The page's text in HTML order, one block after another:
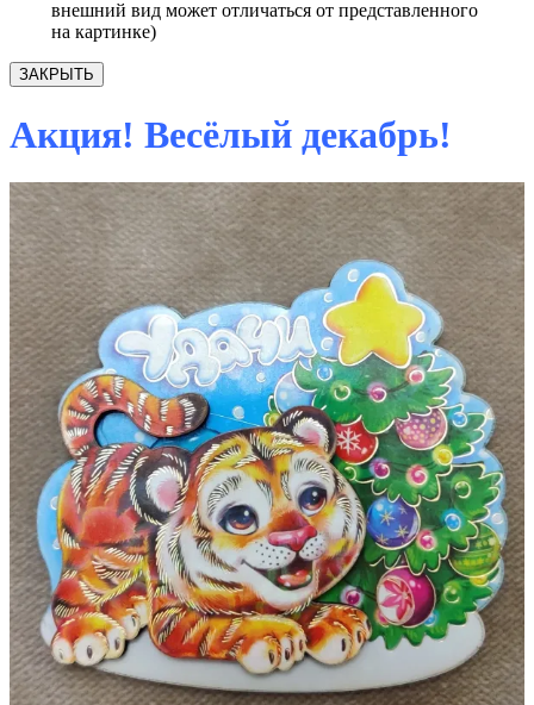
внешний вид может отличаться от представленного
на картинке)
ЗАКРЫТЬ
Акция! Весёлый декабрь!